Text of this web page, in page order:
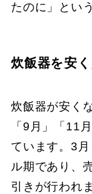
たのに」とい
炊飯器を安
炊飯器が安く
「9月」「11
ています。3
ル期であり、
引きが行われ